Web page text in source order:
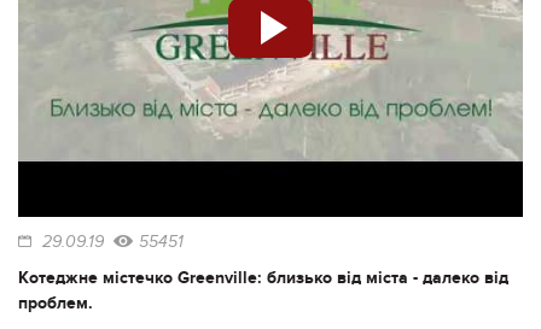
29.09.19 55451
Котеджне містечко Greenville: близько від міста - далеко від
проблем.